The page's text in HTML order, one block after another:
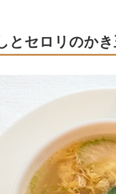
とセロリのか